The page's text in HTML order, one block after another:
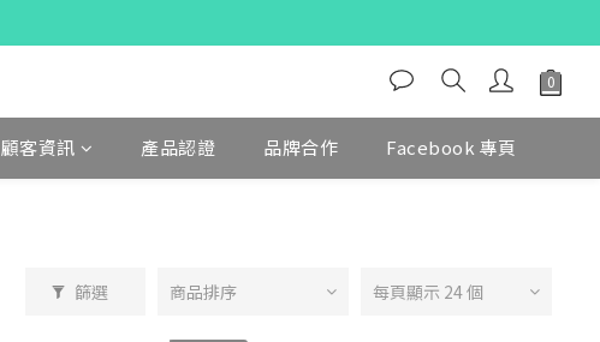
顧客資訊 產品認證 品牌合作 Facebook 專頁
篩選 商品排序 每頁顯示 24 個